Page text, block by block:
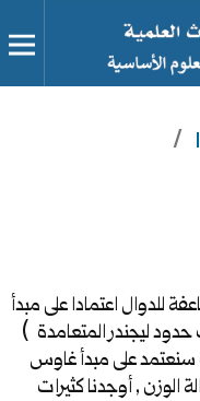
/
للدوال اعتمادا على مبدأ
ليجندر المتعامدة )
سنعتمد على مبدأ غاوس
الوزن , أوجدنا كثيرات